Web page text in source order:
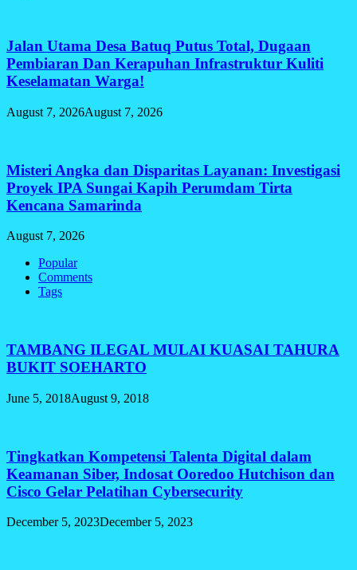
Jalan Utama Desa Batuq Putus Total, Dugaan
Pembiaran Dan Kerapuhan Infrastruktur Kuliti
Keselamatan Warga!
August 7, 2026August 7, 2026
Misteri Angka dan Disparitas Layanan: Investigasi
Proyek IPA Sungai Kapih Perumdam Tirta
Kencana Samarinda
August 7, 2026
Popular
Comments
Tags
TAMBANG ILEGAL MULAI KUASAI TAHURA
BUKIT SOEHARTO
June 5, 2018August 9, 2018
Tingkatkan Kompetensi Talenta Digital dalam
Keamanan Siber, Indosat Ooredoo Hutchison dan
Cisco Gelar Pelatihan Cybersecurity
December 5, 2023December 5, 2023